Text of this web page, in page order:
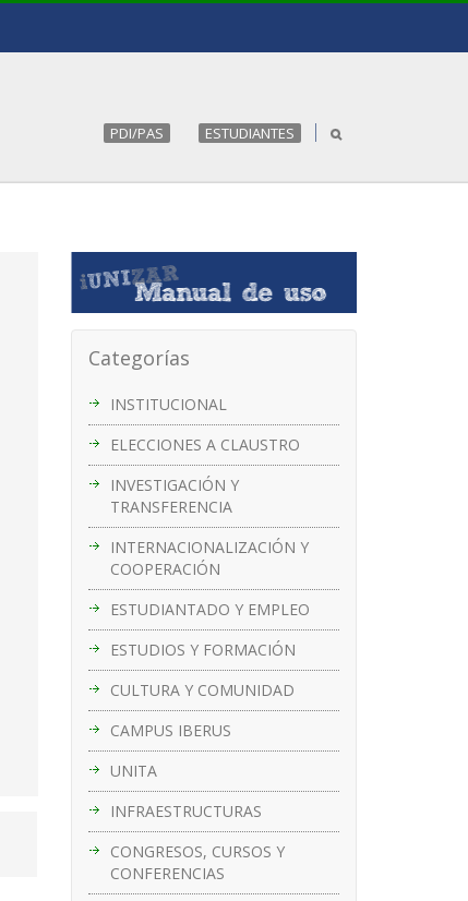
PDI/PAS ESTUDIANTES
Categorías
INSTITUCIONAL
ELECCIONES A CLAUSTRO
INVESTIGACIÓN Y
TRANSFERENCIA
INTERNACIONALIZACIÓN Y
COOPERACIÓN
ESTUDIANTADO Y EMPLEO
ESTUDIOS Y FORMACIÓN
CULTURA Y COMUNIDAD
CAMPUS IBERUS
UNITA
INFRAESTRUCTURAS
CONGRESOS, CURSOS Y
CONFERENCIAS